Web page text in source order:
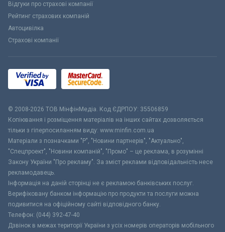
Відгуки про страхові компанії
Рейтинг страхових компаній
Автоцивілка
Страхові компанії
© 2008-2026 ТОВ МiнфiнМедiа. Код ЄДРПОУ: 35506859
Копіювання і розміщення матеріалів на інших сайтах дозволяється
тільки з гіперпосиланням виду: www.minfin.com.ua
Матеріали з позначками "Р", "Новини партнерів", "Актуально",
"Спецпроект", "Новини компаній", "Промо" – це реклама, в розумінні
Закону України "Про рекламу". За зміст реклами відповідальність несе
рекламодавець.
Інформація на даній сторінці не є рекламою банківських послуг.
Верифіковану банком інформацію про продукти та послуги можна
подивитися на офіційному сайті відповідного банку.
Телефон: (044) 392-47-40
Дзвінок в межах території України з усіх номерів операторів мобільного